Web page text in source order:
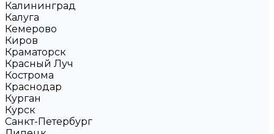
Калининград
Калуга
Кемерово
Киров
Краматорск
Красный Луч
Кострома
Краснодар
Курган
Курск
Санкт-Петербург